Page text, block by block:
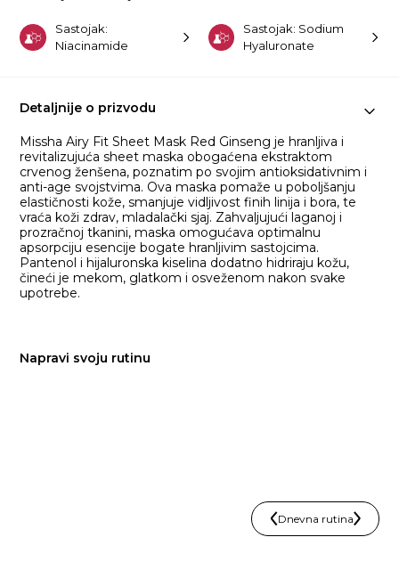
Sastojak:
Niacinamide
Sastojak: Sodium
Hyaluronate
Detaljnije o prizvodu
Missha Airy Fit Sheet Mask Red Ginseng je hranljiva i
revitalizujuća sheet maska obogaćena ekstraktom
crvenog ženšena, poznatim po svojim antioksidativnim i
anti-age svojstvima. Ova maska pomaže u poboljšanju
elastičnosti kože, smanjuje vidljivost finih linija i bora, te
vraća koži zdrav, mladalački sjaj. Zahvaljujući laganoj i
prozračnoj tkanini, maska omogućava optimalnu
apsorpciju esencije bogate hranljivim sastojcima.
Pantenol i hijaluronska kiselina dodatno hidriraju kožu,
čineći je mekom, glatkom i osveženom nakon svake
upotrebe.
Napravi svoju rutinu
Dnevna rutina